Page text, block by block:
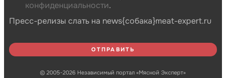
конфиденциальности.
Пресс-релизы слать на news{собака}meat-expert.ru
© 2005-2026 Независимый портал «Мясной Эксперт»